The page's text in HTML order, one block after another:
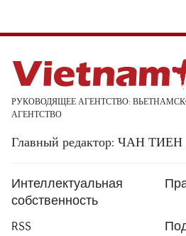
РУКОВОДЯЩЕЕ АГЕНТСТВО:
АГЕНТСТВО
Главный редактор: ЧАН
Интеллектуальная
собственность
RSS